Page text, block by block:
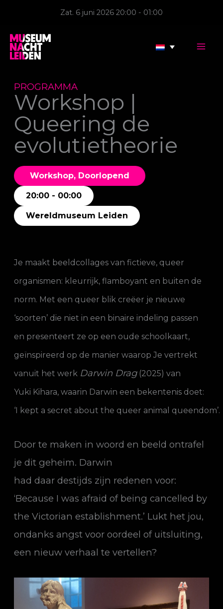
de
inhoud
Zat. 6 juni 2026 20:00 - 01:00
PROGRAMMA
Workshop |
Queering de
evolutietheorie
Workshop, Doorlopend
20:00 - 00:00
Wereldmuseum Leiden
Je maakt beeldcollages van fictieve, queer
organismen: kleurrijk, flamboyant en buiten de
norm. Met een queer blik creëer je nieuwe
‘soorten’ die niet in een binaire indeling passen
en presenteert ze op een oude schoolkaart,
geïnspireerd op de manier waarop Je vertrekt
vanuit het werk Darwin Drag(2025) van
Yuki Kihara, waarin Darwin een bekentenis doet:
‘I kept a secret about the queer animal queendom’.
Door te maken in woord en beeld ontrafel
je dit geheim. Darwin
had daar destijds zijn redenen voor:
‘Because I was afraid of being cancelled by
the Victorian establishment.’ Lukt het jou,
ondanks angst voor oordeel of uitsluiting,
een nieuw verhaal te vertellen?